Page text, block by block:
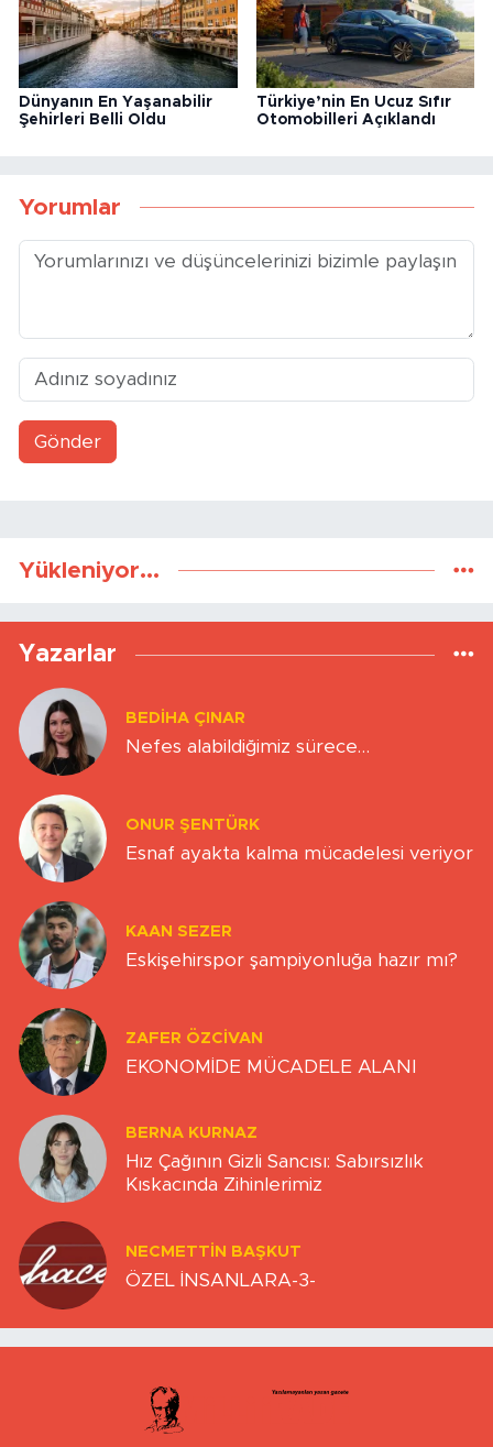
Dünyanın En Yaşanabilir
Şehirleri Belli Oldu
Türkiye’nin En Ucuz Sıfır
Otomobilleri Açıklandı
Yorumlar
Gönder
Yükleniyor...
Yazarlar
BEDIHA ÇINAR
Nefes alabildiğimiz sürece…
ONUR ŞENTÜRK
Esnaf ayakta kalma mücadelesi veriyor
KAAN SEZER
Eskişehirspor şampiyonluğa hazır mı?
ZAFER ÖZCIVAN
EKONOMİDE MÜCADELE ALANI
BERNA KURNAZ
Hız Çağının Gizli Sancısı: Sabırsızlık
Kıskacında Zihinlerimiz
NECMETTIN BAŞKUT
ÖZEL İNSANLARA-3-